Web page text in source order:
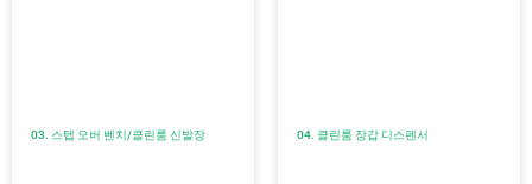
03. 스텝 오버 벤치/클린룸 신발장 04. 클린룸 장갑 디스펜서